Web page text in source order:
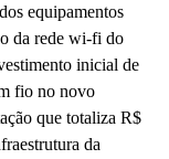
equipamentos
da rede wi-fi do
inicial de
fio no novo
que totaliza R$
da